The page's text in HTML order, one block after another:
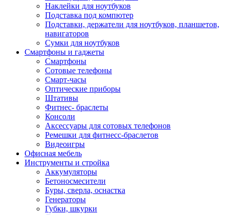
Наклейки для ноутбуков
Подставка под компютер
Подставки, держатели для ноутбуков, планшетов,
навигаторов
Сумки для ноутбуков
Смартфоны и гаджеты
Смартфоны
Сотовые телефоны
Смарт-часы
Оптические приборы
Штативы
Фитнес- браслеты
Консоли
Аксессуары для сотовых телефонов
Ремешки для фитнесс-браслетов
Видеоигры
Офисная мебель
Инструменты и стройка
Аккумуляторы
Бетоносмесители
Буры, сверла, оснастка
Генераторы
Губки, шкурки